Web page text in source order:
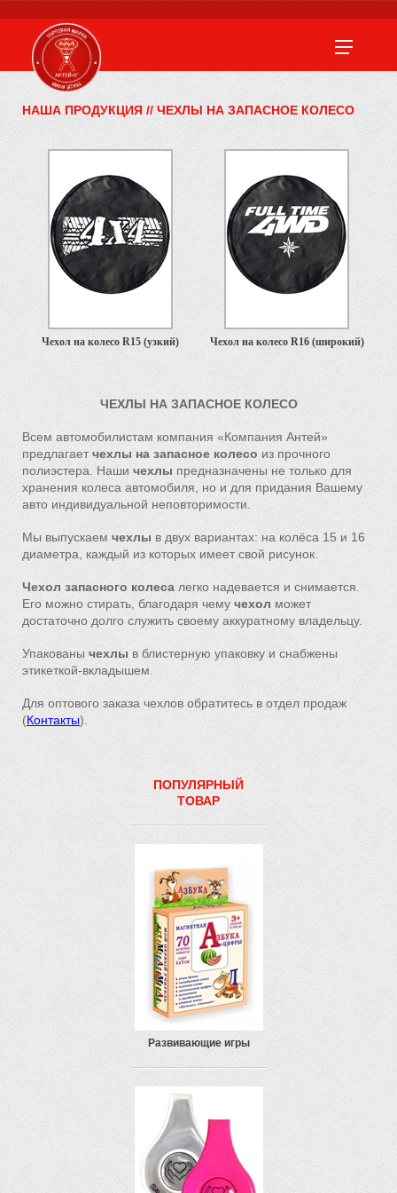
НАША ПРОДУКЦИЯ // ЧЕХЛЫ НА ЗАПАСНОЕ КОЛЕСО
Чехол на колесо R15 (узкий) Чехол на колесо R16 (широкий)
ЧЕХЛЫ НА ЗАПАСНОЕ КОЛЕСО
Всем автомобилистам компания «Компания Антей»
предлагает чехлы на запасное колесо из прочного
полиэстера. Наши чехлы предназначены не только для
хранения колеса автомобиля, но и для придания Вашему
авто индивидуальной неповторимости.
Мы выпускаем чехлы в двух вариантах: на колёса 15 и 16
диаметра, каждый из которых имеет свой рисунок.
Чехол запасного колеса легко надевается и снимается.
Его можно стирать, благодаря чему чехол может
достаточно долго служить своему аккуратному владельцу.
Упакованы чехлы в блистерную упаковку и снабжены
этикеткой-вкладышем.
Для оптового заказа чехлов обратитесь в отдел продаж
(Контакты).
ПОПУЛЯРНЫЙ
ТОВАР
Развивающие игры